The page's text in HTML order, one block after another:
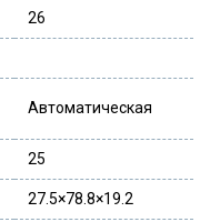
26
Автоматическая
25
27.5×78.8×19.2